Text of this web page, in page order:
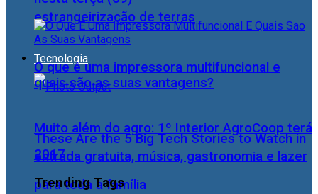
estrangeirização de terras
Tecnologia
Muito além do agro: 1º Interior AgroCoop terá
entrada gratuita, música, gastronomia e lazer
para toda a família
O que é uma impressora multifuncional e
quais são as suas vantagens?
These Are the 5 Big Tech Stories to Watch in
2017
Trending Tags